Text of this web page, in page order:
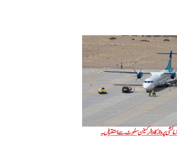
پرواز کا واٹر کینن سلوٹ سے استقبال۔